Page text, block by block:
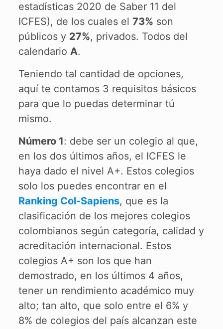
estadísticas 2020 de Saber 11 del
ICFES), de los cuales el 73% son
públicos y 27%, privados. Todos del
calendario A.
Teniendo tal cantidad de opciones,
aquí te contamos 3 requisitos básicos
para que lo puedas determinar tú
mismo.
Número 1: debe ser un colegio al que,
en los dos últimos años, el ICFES le
haya dado el nivel A+. Estos colegios
solo los puedes encontrar en el
Ranking Col-Sapiens, que es la
clasificación de los mejores colegios
colombianos según categoría, calidad y
acreditación internacional. Estos
colegios A+ son los que han
demostrado, en los últimos 4 años,
tener un rendimiento académico muy
alto; tan alto, que solo entre el 6% y
8% de colegios del país alcanzan este